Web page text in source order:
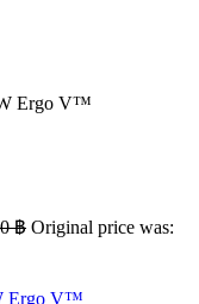
Ergo V™
฿ Original price was: